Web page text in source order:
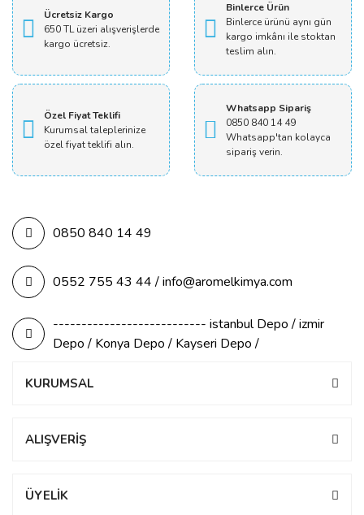
Ücretsiz Kargo
650 TL üzeri alışverişlerde
kargo ücretsiz.
Binlerce Ürün
Binlerce ürünü aynı gün
kargo imkânı ile stoktan
teslim alın.
Özel Fiyat Teklifi
Kurumsal taleplerinize
özel fiyat teklifi alın.
Whatsapp Sipariş
0850 840 14 49
Whatsapp'tan kolayca
sipariş verin.
0850 840 14 49
0552 755 43 44 / info@aromelkimya.com
--------------------------- istanbul Depo / izmir
Depo / Konya Depo / Kayseri Depo /
KURUMSAL
ALIŞVERİŞ
ÜYELİK